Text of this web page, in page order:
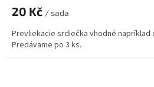
20 Kč / sada
Prevliekacie srdiečka vhodné napríklad
Predávame po 3 ks.